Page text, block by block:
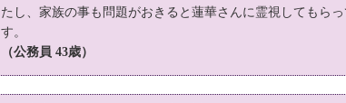
たし、家族の事も問題がおきると蓮華さんに霊視してもら
す。
（公務員 43歳）